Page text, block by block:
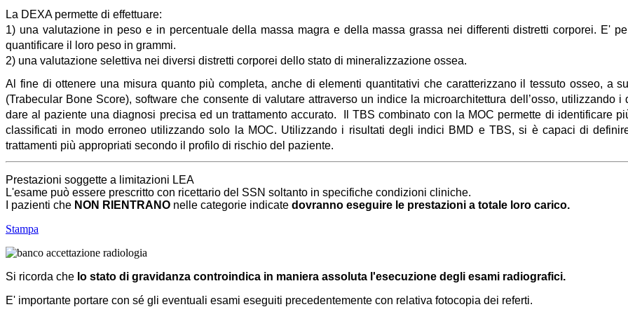
La DEXA permette di effettuare:
1) una valutazione in peso e in percentuale della massa magra e della massa grassa nei differenti distretti corporei. E'
quantificare il loro peso in grammi.
2) una valutazione selettiva nei diversi distretti corporei dello stato di mineralizzazione ossea.
Al fine di ottenere una misura quanto più completa, anche di elementi quantitativi che caratterizzano il tessuto osseo, a
(Trabecular Bone Score), software che consente di valutare attraverso un indice la microarchitettura dell’osso, utilizzando
dare al paziente una diagnosi precisa ed un trattamento accurato. Il TBS combinato con la MOC permette di identificare
classificati in modo erroneo utilizzando solo la MOC. Utilizzando i risultati degli indici BMD e TBS, si è capaci di
trattamenti più appropriati secondo il profilo di rischio del paziente.
Prestazioni soggette a limitazioni LEA
L'esame può essere prescritto con ricettario del SSN soltanto in specifiche condizioni cliniche.
I pazienti che NON RIENTRANO nelle categorie indicate dovranno eseguire le prestazioni a totale loro carico.
Stampa
Si ricorda che lo stato di gravidanza controindica in maniera assoluta l'esecuzione degli esami radiografici.
E' importante portare con sé gli eventuali esami eseguiti precedentemente con relativa fotocopia dei referti.